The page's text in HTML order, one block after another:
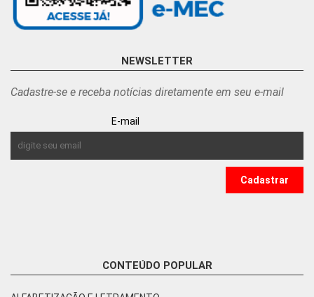
NEWSLETTER
Cadastre-se e receba notícias diretamente em seu e-mail
E-mail
CONTEÚDO POPULAR